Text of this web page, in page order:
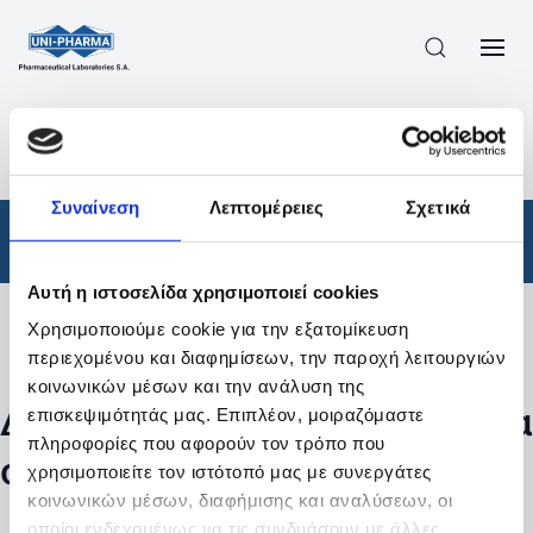
Συναίνεση Λεπτομέρειες Σχετικά
Αυτή η ιστοσελίδα χρησιμοποιεί cookies
Χρησιμοποιούμε cookie για την εξατομίκευση
περιεχομένου και διαφημίσεων, την παροχή λειτουργιών
κοινωνικών μέσων και την ανάλυση της
επισκεψιμότητάς μας. Επιπλέον, μοιραζόμαστε
πληροφορίες που αφορούν τον τρόπο που
χρησιμοποιείτε τον ιστότοπό μας με συνεργάτες
κοινωνικών μέσων, διαφήμισης και αναλύσεων, οι
οποίοι ενδεχομένως να τις συνδυάσουν με άλλες
ΠΡΟΪΟΝΤΑ
ΑΠΟΤΕΛΕΣΜΑΤΑ ΑΝΑΖΗΤΗΣΗΣ
Φάρμακα
Φίλτρα
Δεν βρέθηκαν προϊόντα με τα
συγκεκριμένα φίλτρα